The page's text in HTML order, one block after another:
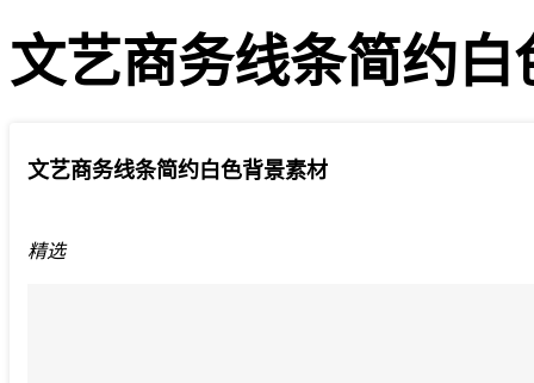
文艺商务线条简约白
文艺商务线条简约白色背景素材
精选